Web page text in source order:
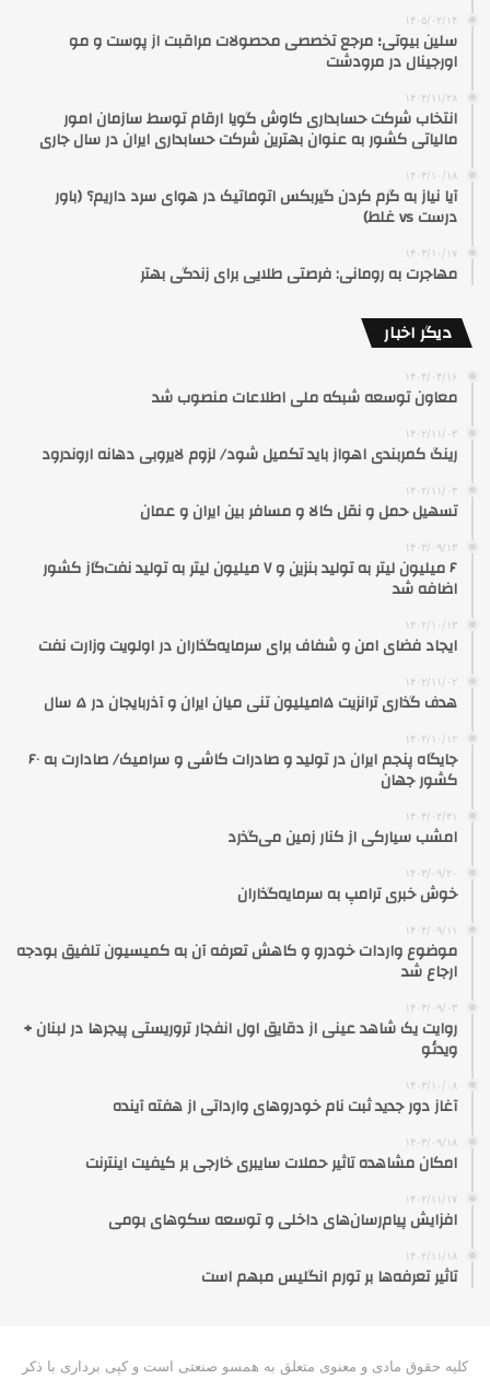
۱۴۰۵/۰۲/۱۴
سلین بیوتی؛ مرجع تخصصی محصولات مراقبت از پوست و مو
اورجینال در مرودشت
۱۴۰۳/۱۱/۲۸
انتخاب شرکت حسابداری کاوش گویا ارقام توسط سازمان امور
مالیاتی کشور به عنوان بهترین شرکت حسابداری ایران در سال جاری
۱۴۰۳/۱۰/۱۸
آیا نیاز به گرم کردن گیربکس اتوماتیک در هوای سرد داریم؟ (باور
درست vs غلط)
۱۴۰۳/۱۰/۱۷
مهاجرت به رومانی: فرصتی طلایی برای زندگی بهتر
دیگر اخبار
۱۴۰۴/۰۴/۱۶
معاون توسعه شبکه ملی اطلاعات منصوب شد
۱۴۰۲/۱۱/۰۳
رینگ کمربندی اهواز باید تکمیل شود/ لزوم لایروبی دهانه اروندرود
۱۴۰۲/۱۱/۰۳
تسهیل حمل و نقل کالا و مسافر بین ایران و عمان
۱۴۰۳/۰۹/۱۳
۶ میلیون لیتر به تولید بنزین و ۷ میلیون لیتر به تولید نفت‌گاز کشور
اضافه شد
۱۴۰۲/۱۰/۱۳
ایجاد فضای امن و شفاف برای سرمایه‌گذاران در اولویت وزارت نفت
۱۴۰۲/۱۱/۰۲
هدف گذاری ترانزیت ۱۵میلیون تنی میان ایران و آذربایجان در ۵ سال
۱۴۰۲/۱۰/۱۲
جایگاه پنجم ایران در تولید و صادرات کاشی و سرامیک/ صادارت به ۶۰
کشور جهان
۱۴۰۴/۰۲/۳۱
امشب سیارکی از کنار زمین می‌گذرد
۱۴۰۳/۰۹/۲۰
خوش خبری ترامپ به سرمایه‌گذاران
۱۴۰۳/۰۹/۱۱
موضوع واردات خودرو و کاهش تعرفه آن به کمیسیون تلفیق بودجه
ارجاع شد
۱۴۰۳/۰۹/۰۳
روایت یک شاهد عینی از دقایق اول انفجار تروریستی پیجرها در لبنان +
ویدئو
۱۴۰۳/۱۰/۰۸
آغاز دور جدید ثبت نام خودروهای وارداتی از هفته آینده
۱۴۰۳/۰۹/۱۸
امکان مشاهده تاثیر حملات سایبری خارجی بر کیفیت اینترنت
۱۴۰۲/۱۱/۱۷
افزایش پیام‌رسان‌های داخلی و توسعه سکوهای بومی
۱۴۰۲/۱۱/۱۸
تاثیر تعرفه‎‌ها بر تورم انگلیس مبهم است
کلیه حقوق مادی و معنوی متعلق به همسو صنعتی است و کپی برداری با ذکر